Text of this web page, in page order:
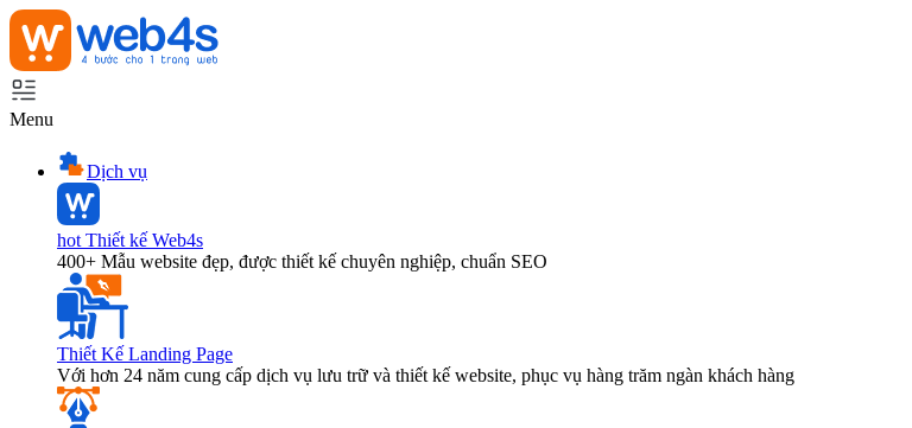
Menu
Dịch vụ
hot Thiết kế Web4s
400+ Mẫu website đẹp, được thiết kế chuyên nghiệp, chuẩn SEO
Thiết Kế Landing Page
Với hơn 24 năm cung cấp dịch vụ lưu trữ và thiết kế website, phục vụ hàng trăm ngàn khách hàng